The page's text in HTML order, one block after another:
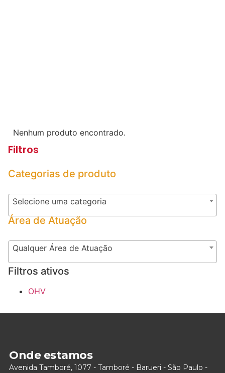
Filtros
Categorias de produto
Selecione uma categoria
Área de Atuação
Qualquer Área de Atuação
Filtros ativos
OHV
Nenhum produto encontrado.
Onde estamos
Avenida Tamboré, 1077 - Tamboré - Barueri - São Paulo -